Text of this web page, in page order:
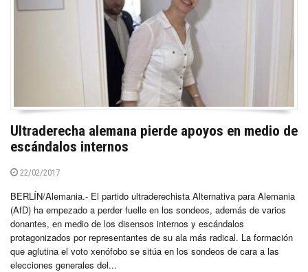
Ultraderecha alemana pierde apoyos en medio de
escándalos internos
22/02/2017
BERLÍN/Alemania.- El partido ultraderechista Alternativa para Alemania
(AfD) ha empezado a perder fuelle en los sondeos, además de varios
donantes, en medio de los disensos internos y escándalos
protagonizados por representantes de su ala más radical. La formación
que aglutina el voto xenófobo se sitúa en los sondeos de cara a las
elecciones generales del...